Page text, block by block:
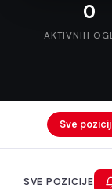
0
AKTIVNIH
Sve
SVE POZICIJE